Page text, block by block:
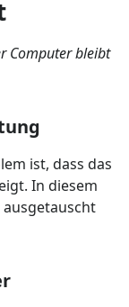
Computer bleibt
ist, dass das
In diesem